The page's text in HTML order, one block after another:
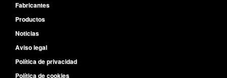
Fabricantes
Productos
Noticias
Aviso legal
Política de privacidad
Política de cookies